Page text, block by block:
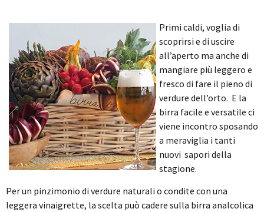
Primi caldi, voglia di
scoprirsi e di uscire
all’aperto ma anche di
mangiare più leggero e
fresco di fare il pieno di
verdure dell’orto. E la
birra facile e versatile ci
viene incontro sposando
a meraviglia i tanti
nuovi sapori della
stagione.
Per un pinzimonio di verdure naturali o condite con una
leggera vinaigrette, la scelta può cadere sulla birra analcolica